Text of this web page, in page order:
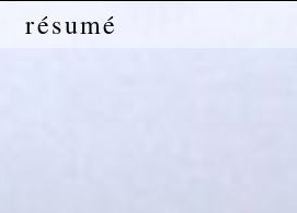
résumé